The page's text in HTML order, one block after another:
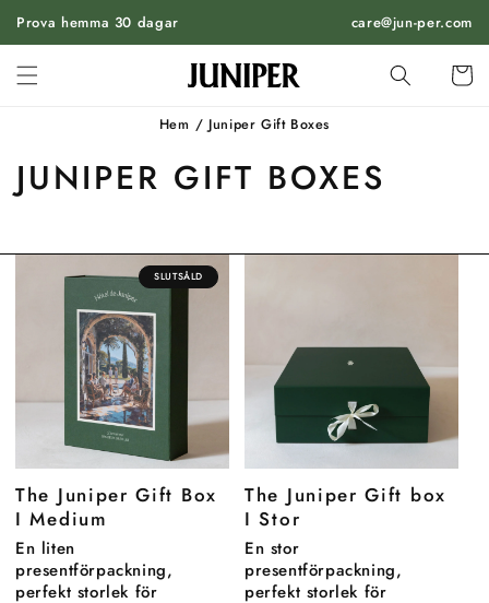
TILL
INNEHÅLL
Prova hemma 30 dagar care@jun-per.com
Vagn
Hem / Juniper Gift Boxes
JUNIPER GIFT BOXES
SLUTSÅLD
The Juniper Gift Box
I Medium
En liten
presentförpackning,
perfekt storlek för
The Juniper Gift box
I Stor
En stor
presentförpackning,
perfekt storlek för